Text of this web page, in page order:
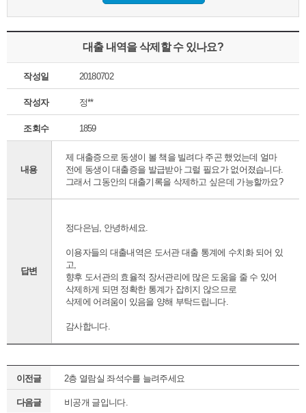
대출 내역을 삭제할 수 있나요?
작성일 20180702
작성자 정**
조회수 1859
내용
제 대출증으로 동생이 볼 책을 빌려다 주곤 했었는데 얼마
전에 동생이 대출증을 발급받아 그럴 필요가 없어졌습니다.
그래서 그동안의 대출기록을 삭제하고 싶은데 가능할까요?
답변
정다은님, 안녕하세요.
이용자들의 대출내역은 도서관 대출 통계에 수치화 되어 있
고,
향후 도서관의 효율적 장서관리에 많은 도움을 줄 수 있어
삭제하게 되면 정확한 통계가 잡히지 않으므로
삭제에 어려움이 있음을 양해 부탁드립니다.
감사합니다.
이전글 2층 열람실 좌석수를 늘려주세요
다음글 비공개 글입니다.